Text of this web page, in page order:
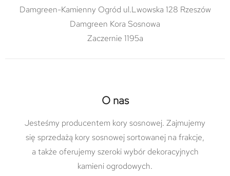
Damgreen-Kamienny Ogród ul.Lwowska 128 Rzeszów
Damgreen Kora Sosnowa
Zaczernie 1195a
O nas
Jesteśmy producentem kory sosnowej. Zajmujemy
się sprzedażą kory sosnowej sortowanej na frakcje,
a także oferujemy szeroki wybór dekoracyjnych
kamieni ogrodowych.